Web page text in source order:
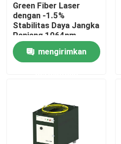
Tur Pabrik
Kontrol kualitas
Permintaan Penawaran
Laser Serat Hijau
Green Fiber Laser
dengan -1.5%
Stabilitas Daya Jangka
Panjang 1064nm
Panjang Gelombang
untuk Pabrik
Manufaktur
mengirimkan